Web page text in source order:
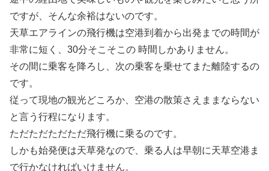
ですが、そんな余裕はないのです。
天草エアラインの飛行機は空港到着から出発までの時間が
非常に短く、30分そこそこの 時間しかありません。
その間に乗客を降ろし、次の乗客を乗せてまた離陸するの
です。
従って現地の観光どころか、空港の散策さえままならない
と言う行程になります。
ただただただただ飛行機に乗るのです。
しかも始発便は天草発なので、乗る人は早朝に天草空港ま
で行かなければいけません。